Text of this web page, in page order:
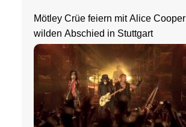
Mötley Crüe feiern mit Alice Cooper
wilden Abschied in Stuttgart